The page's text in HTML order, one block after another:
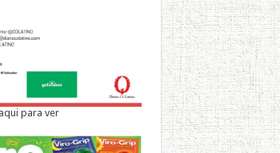
para ver